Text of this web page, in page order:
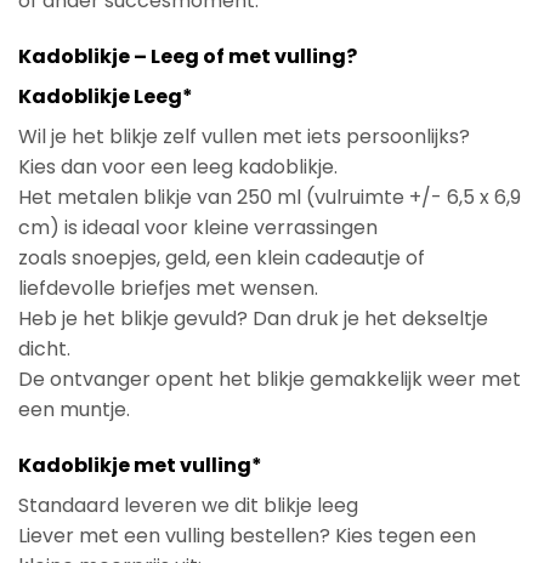
Kadoblikje – Leeg of met vulling?
Kadoblikje Leeg*
Wil je het blikje zelf vullen met iets persoonlijks?
Kies dan voor een leeg kadoblikje.
Het metalen blikje van 250 ml (vulruimte +/- 6,5 x 6,9
cm) is ideaal voor kleine verrassingen
zoals snoepjes, geld, een klein cadeautje of
liefdevolle briefjes met wensen.
Heb je het blikje gevuld? Dan druk je het dekseltje
dicht.
De ontvanger opent het blikje gemakkelijk weer met
een muntje.
Kadoblikje met vulling*
Standaard leveren we dit blikje leeg
Liever met een vulling bestellen? Kies tegen een